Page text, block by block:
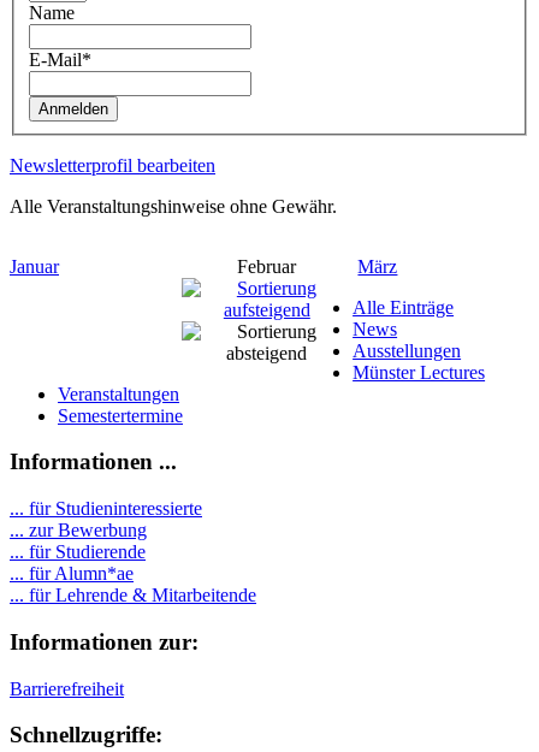
Name
E-Mail*
Anmelden
Newsletterprofil bearbeiten
Alle Veranstaltungshinweise ohne Gewähr.
Januar Februar
März
Alle Einträge
News
Ausstellungen
Münster Lectures
Veranstaltungen
Semestertermine
Informationen ...
... für Studieninteressierte
... zur Bewerbung
... für Studierende
... für Alumn*ae
... für Lehrende & Mitarbeitende
Informationen zur:
Barrierefreiheit
Schnellzugriffe: